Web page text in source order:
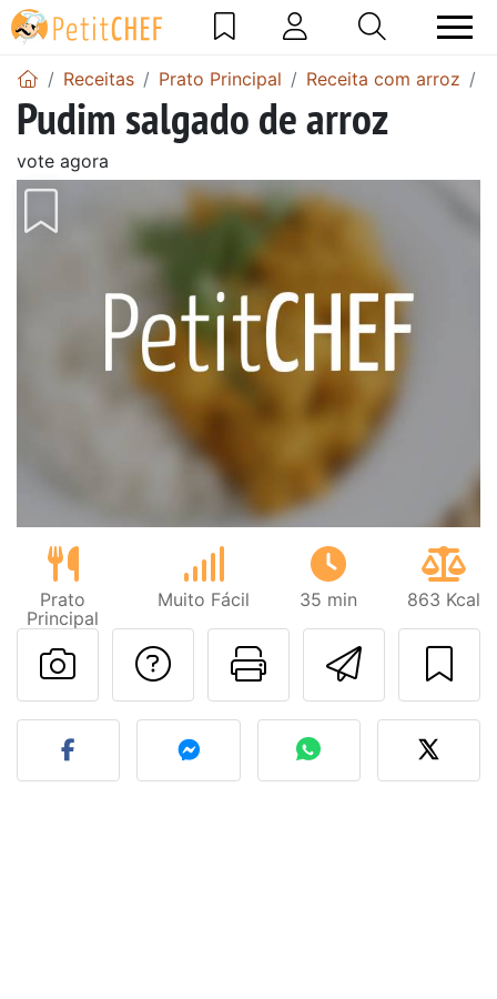
Receitas Prato Principal Receita com arroz
Pudim salgado de arroz
vote agora
Prato
Principal
Muito Fácil 35 min 863 Kcal
Imprima
Falar com o autor
Fez esta receita?